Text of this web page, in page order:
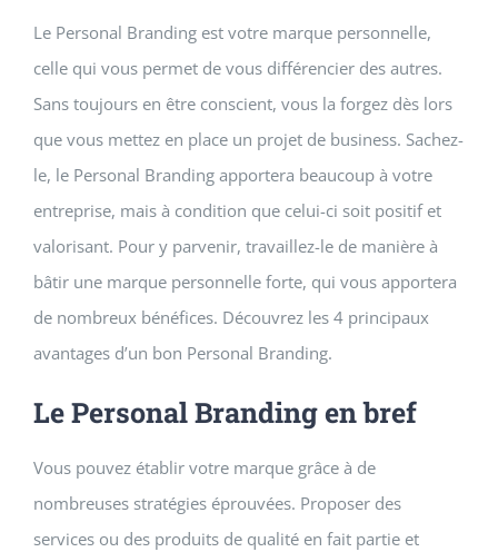
Le Personal Branding est votre marque personnelle,
celle qui vous permet de vous différencier des autres.
Sans toujours en être conscient, vous la forgez dès lors
que vous mettez en place un projet de business. Sachez-
le, le Personal Branding apportera beaucoup à votre
entreprise, mais à condition que celui-ci soit positif et
valorisant. Pour y parvenir, travaillez-le de manière à
bâtir une marque personnelle forte, qui vous apportera
de nombreux bénéfices. Découvrez les 4 principaux
avantages d’un bon Personal Branding.
Le Personal Branding en bref
Vous pouvez établir votre marque grâce à de
nombreuses stratégies éprouvées. Proposer des
services ou des produits de qualité en fait partie et